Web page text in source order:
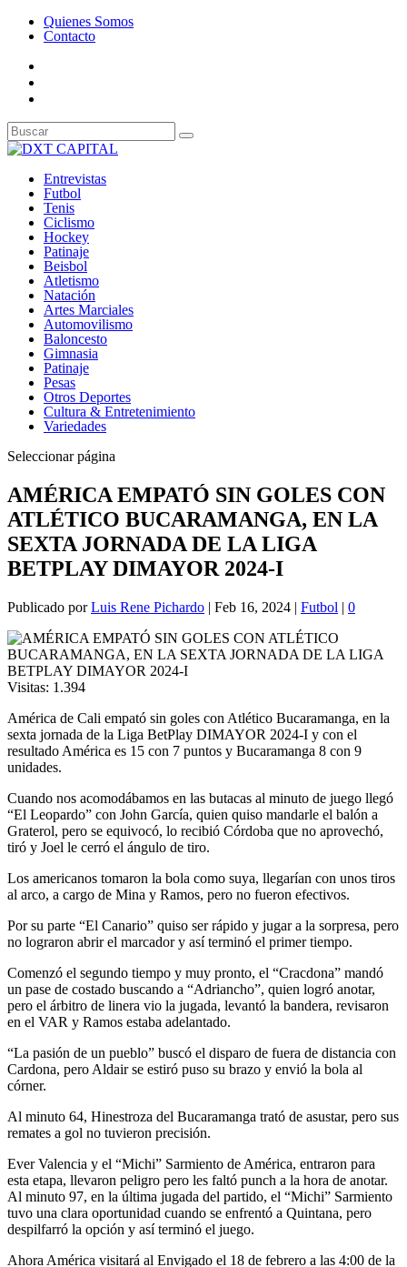
Quienes Somos
Contacto
Entrevistas
Futbol
Tenis
Ciclismo
Hockey
Patinaje
Beisbol
Atletismo
Natación
Artes Marciales
Automovilismo
Baloncesto
Gimnasia
Patinaje
Pesas
Otros Deportes
Cultura & Entretenimiento
Variedades
Seleccionar página
AMÉRICA EMPATÓ SIN GOLES CON
ATLÉTICO BUCARAMANGA, EN LA
SEXTA JORNADA DE LA LIGA
BETPLAY DIMAYOR 2024-I
Publicado porLuis Rene Pichardo | Feb 16, 2024 | Futbol | 0
Visitas: 1.394
América de Cali empató sin goles con Atlético Bucaramanga, en la
sexta jornada de la Liga BetPlay DIMAYOR 2024-I y con el
resultado América es 15 con 7 puntos y Bucaramanga 8 con 9
unidades.
Cuando nos acomodábamos en las butacas al minuto de juego llegó
“El Leopardo” con John García, quien quiso mandarle el balón a
Graterol, pero se equivocó, lo recibió Córdoba que no aprovechó,
tiró y Joel le cerró el ángulo de tiro.
Los americanos tomaron la bola como suya, llegarían con unos tiros
al arco, a cargo de Mina y Ramos, pero no fueron efectivos.
Por su parte “El Canario” quiso ser rápido y jugar a la sorpresa, pero
no lograron abrir el marcador y así terminó el primer tiempo.
Comenzó el segundo tiempo y muy pronto, el “Cracdona” mandó
un pase de costado buscando a “Adriancho”, quien logró anotar,
pero el árbitro de linera vio la jugada, levantó la bandera, revisaron
en el VAR y Ramos estaba adelantado.
“La pasión de un pueblo” buscó el disparo de fuera de distancia con
Cardona, pero Aldair se estiró puso su brazo y envió la bola al
córner.
Al minuto 64, Hinestroza del Bucaramanga trató de asustar, pero sus
remates a gol no tuvieron precisión.
Ever Valencia y el “Michi” Sarmiento de América, entraron para
esta etapa, llevaron peligro pero les faltó punch a la hora de anotar.
Al minuto 97, en la última jugada del partido, el “Michi” Sarmiento
tuvo una clara oportunidad cuando se enfrentó a Quintana, pero
despilfarró la opción y así terminó el juego.
Ahora América visitará al Envigado el 18 de febrero a las 4:00 de la